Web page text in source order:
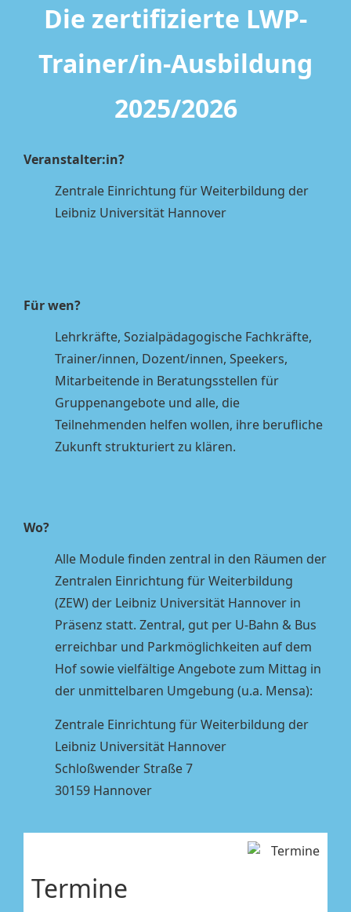
Die zertifizierte LWP-
Trainer/in-Ausbildung
2025/2026
Veranstalter:in?
Zentrale Einrichtung für Weiterbildung der
Leibniz Universität Hannover
Für wen?
Lehrkräfte, Sozialpädagogische Fachkräfte,
Trainer/innen, Dozent/innen, Speekers,
Mitarbeitende in Beratungsstellen für
Gruppenangebote und alle, die
Teilnehmenden helfen wollen, ihre berufliche
Zukunft strukturiert zu klären.
Wo?
Alle Module finden zentral in den Räumen der
Zentralen Einrichtung für Weiterbildung
(ZEW) der Leibniz Universität Hannover in
Präsenz statt. Zentral, gut per U-Bahn & Bus
erreichbar und Parkmöglichkeiten auf dem
Hof sowie vielfältige Angebote zum Mittag in
der unmittelbaren Umgebung (u.a. Mensa):
Zentrale Einrichtung für Weiterbildung der
Leibniz Universität Hannover
Schloßwender Straße 7
30159 Hannover
Termine